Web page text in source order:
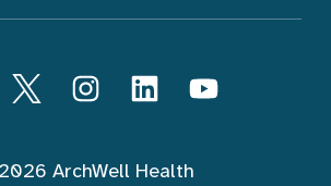
TwitterInstagramLinkedInYouTube
ArchWell Health